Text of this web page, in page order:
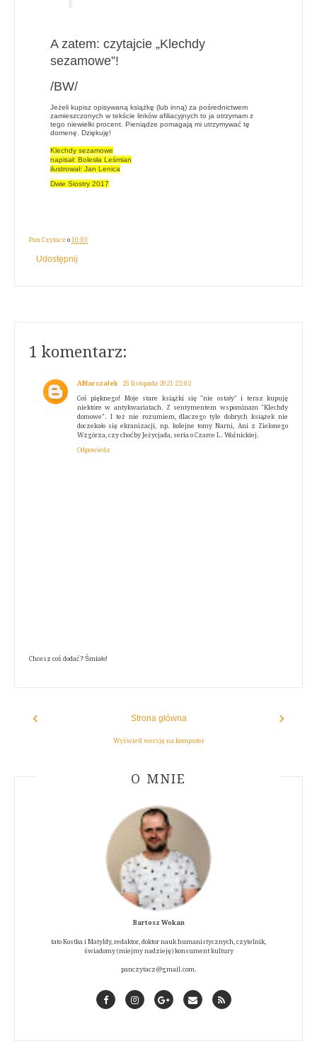
A zatem: czytajcie „Klechdy
sezamowe”!
/BW/
Jeżeli kupisz opisywaną książkę (lub inną) za pośrednictwem
zamieszczonych w tekście linków afiliacyjnych to ja otrzymam z
tego niewielki procent. Pieniądze pomagają mi utrzymywać tę
domenę. Dziękuję!
Klechdy sezamowe
napisał: Bolesła Leśmian
ilustrował: Jan Lenica
Dwie Siostry 2017
Pan Czytacz o 10:03
Udostępnij
1 komentarz:
AMarszałek 25 listopada 2021 22:02
Coś pięknego! Moje stare książki się "nie ostały" i teraz kupuję
niektóre w antykwariatach. Z sentymentem wspominam "Klechdy
domowe". I też nie rozumiem, dlaczego tyle dobrych książek nie
doczekało się ekranizacji, np. kolejne tomy Narni, Ani z Zielonego
Wzgórza, czy choćby Jeżycjada, seria o Czarce L. Woźnickiej.
Odpowiedz
Chcesz coś dodać? Śmiało!
‹ ›
Strona główna
Wyświetl wersję na komputer
ABOUT AUTHOR
O MNIE
Bartosz Wokan
tato Kostka i Matyldy, redaktor, doktor nauk humanistycznych, czytelnik,
świadomy (miejmy nadzieję) konsument kultury
panczytacz@gmail.com.
FacebookInstagramGooglePlus
ContactRSS